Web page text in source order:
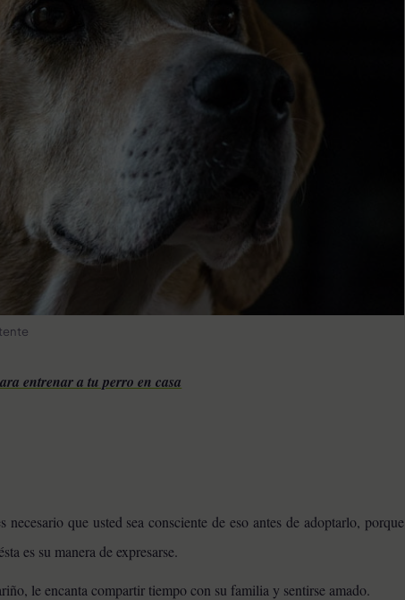
entrenar a tu perro en casa
necesario que usted sea consciente de eso antes de adoptarlo, porque
es su manera de expresarse.
le encanta compartir tiempo con su familia y sentirse amado.